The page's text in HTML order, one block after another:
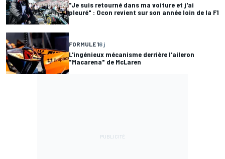
"Je suis retourné dans ma voiture et j'ai
pleuré" : Ocon revient sur son année loin de la F1
FORMULE 16 j
L'ingénieux mécanisme derrière l'aileron
"Macarena" de McLaren